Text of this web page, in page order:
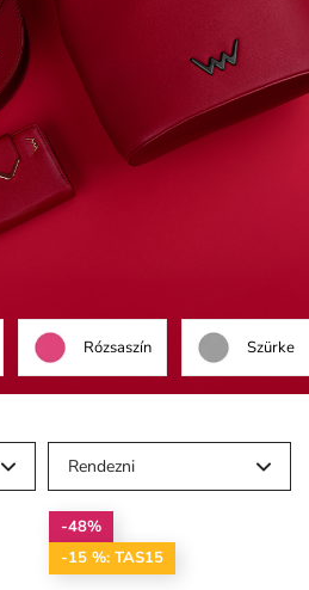
Rózsaszín Szürke
Rendezni
-48%
-15 %: TAS15